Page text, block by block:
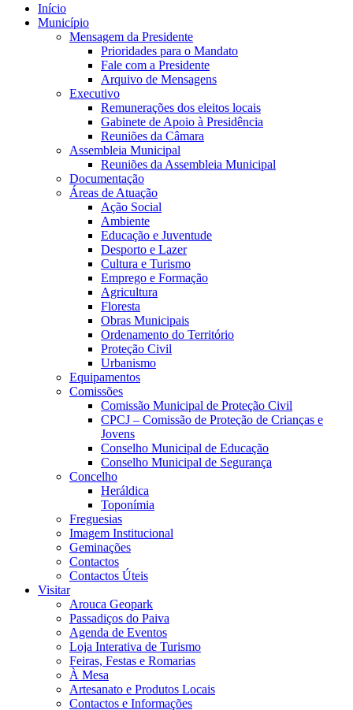
Início
Município
Mensagem da Presidente
Prioridades para o Mandato
Fale com a Presidente
Arquivo de Mensagens
Executivo
Remunerações dos eleitos locais
Gabinete de Apoio à Presidência
Reuniões da Câmara
Assembleia Municipal
Reuniões da Assembleia Municipal
Documentação
Áreas de Atuação
Ação Social
Ambiente
Educação e Juventude
Desporto e Lazer
Cultura e Turismo
Emprego e Formação
Agricultura
Floresta
Obras Municipais
Ordenamento do Território
Proteção Civil
Urbanismo
Equipamentos
Comissões
Comissão Municipal de Proteção Civil
CPCJ – Comissão de Proteção de Crianças e
Jovens
Conselho Municipal de Educação
Conselho Municipal de Segurança
Concelho
Heráldica
Toponímia
Freguesias
Imagem Institucional
Geminações
Contactos
Contactos Úteis
Visitar
Arouca Geopark
Passadiços do Paiva
Agenda de Eventos
Loja Interativa de Turismo
Feiras, Festas e Romarias
À Mesa
Artesanato e Produtos Locais
Contactos e Informações